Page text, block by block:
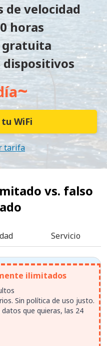
de velocidad
horas
gratuita
dispositivos
~
WiFi
tarifa
vs. falso
Servicio
ilimitados
Sin política de uso justo.
que quieras, las 24